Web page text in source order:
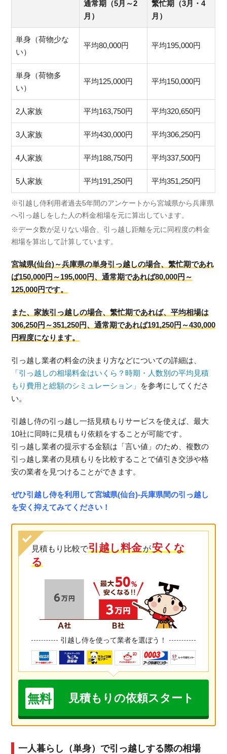
通常期（5月～2
月）
繁忙期（3月・4
月）
単身（荷物少な
い）
平均80,000円 平均195,000円
単身（荷物多
い）
平均125,000円 平均150,000円
2人家族 平均163,750円 平均320,650円
3人家族 平均430,000円 平均306,250円
4人家族 平均188,750円 平均337,500円
5人家族 平均191,250円 平均351,250円
※引越し侍利用者過去5年間のアンケートから宮城県から兵庫県
へ引っ越しをした人の料金相場を元に算出しています。
※データ数が足りない場合、引っ越し距離を元に同程度の料金
相場を算出して計算しています。
宮城県(仙台)～兵庫県の単身引っ越しの場合、繁忙期であれ
ば150,000円～195,000円、通常期であれば80,000円～
125,000円です。
また、家族引っ越しの場合、繁忙期であれば、平均相場は
306,250円～351,250円、通常期であれば191,250円～430,000
円程度になります。
引っ越し業者の料金の決まり方などについての詳細は、
「引っ越しの相場料金はいくら？時期・人数別の平均見積
もり費用と総額のシミュレーション」 を参考にしてくださ
い。
引越し侍の引っ越し一括見積もりサービスを使えば、最大
10社に同時に見積もり依頼をすることが可能です。
引っ越し業者の提示する金額は「言い値」のため、複数の
引っ越し業者の見積もりを比較することで値引き交渉や格
安の業者を見つけることができます。
ぜひ引越し侍を利用して宮城県(仙台)-兵庫県間の引っ越し
を安く抑えてみてください！
見積もり比較で引越し料金が安くな
る
引越し侍を使って業者を選ぼう！
無料 見積もりの依頼スタート
一人暮らし（単身）で引っ越しする際の相場